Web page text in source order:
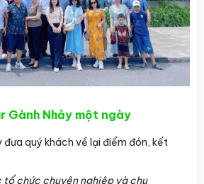
Gành Nhảy một ngày
đưa quý khách về lại điểm đón, kết
tổ chức chuyên nghiệp và chu